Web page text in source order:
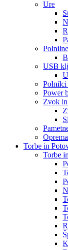
Ure
USB
Polnilci
Power
Zvok in
Torbe in
Torbe